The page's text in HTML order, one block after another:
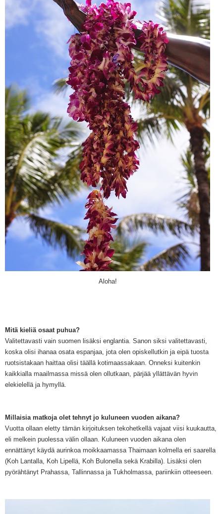
Aloha!
Mitä kieliä osaat puhua?
Valitettavasti vain suomen lisäksi englantia. Sanon siksi valitettavasti,
koska olisi ihanaa osata espanjaa, jota olen opiskellutkin ja eipä tuosta
ruotsistakaan haittaa olisi täällä kotimaassakaan. Onneksi kuitenkin
kaikkialla maailmassa missä olen ollutkaan, pärjää yllättävän hyvin
elekielellä ja hymyllä.
Millaisia matkoja olet tehnyt jo kuluneen vuoden aikana?
Vuotta ollaan eletty tämän kirjoituksen tekohetkellä vajaat viisi kuukautta,
eli melkein puolessa välin ollaan. Kuluneen vuoden aikana olen
ennättänyt käydä aurinkoa moikkaamassa Thaimaan kolmella eri saarella
(Koh Lantalla, Koh Lipellä, Koh Bulonella sekä Krabilla). Lisäksi olen
pyörähtänyt Prahassa, Tallinnassa ja Tukholmassa, pariinkiin otteeseen.